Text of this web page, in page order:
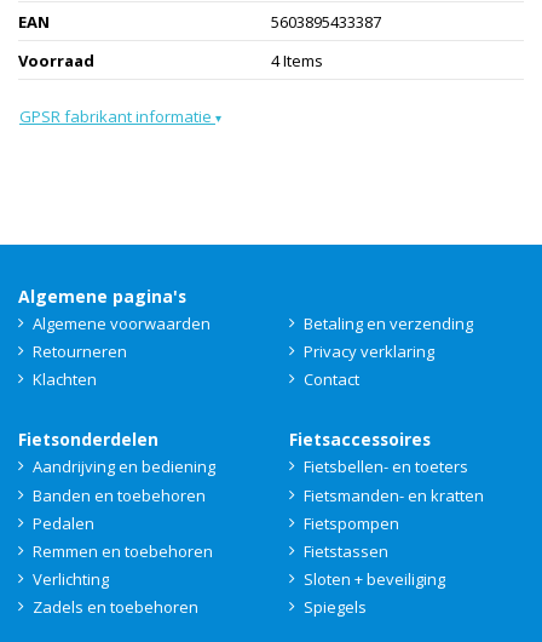
EAN
5603895433387
Voorraad
4 Items
GPSR fabrikant informatie ▾
Algemene pagina's
Algemene voorwaarden
Betaling en verzending
Retourneren
Privacy verklaring
Klachten
Contact
Fietsonderdelen
Aandrijving en bediening
Banden en toebehoren
Pedalen
Remmen en toebehoren
Verlichting
Zadels en toebehoren
Fietsaccessoires
Fietsbellen- en toeters
Fietsmanden- en kratten
Fietspompen
Fietstassen
Sloten + beveiliging
Spiegels